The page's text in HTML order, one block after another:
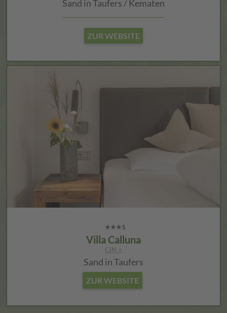
Sand in Taufers / Kematen
ZUR WEBSITE
Villa Calluna
CIN +
Sand in Taufers
ZUR WEBSITE